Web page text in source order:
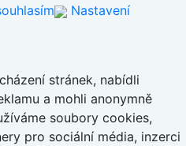
Nastavení
stránek, nabídli
a mohli anonymně
soubory cookies,
pro sociální média, inzerci